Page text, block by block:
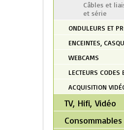
Câbles et
et série
ONDULEURS ET
ENCEINTES,
WEBCAMS
LECTEURS CODES
ACQUISITION
TV, Hifi, Vidéo
Consommables